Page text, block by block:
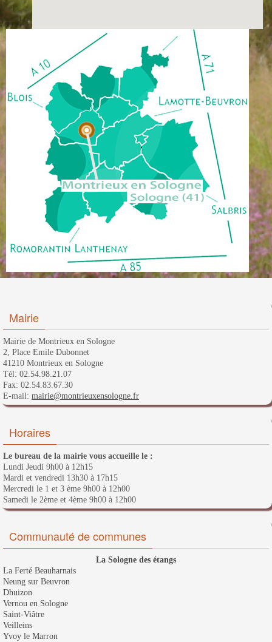
Mairie
Mairie de Montrieux en Sologne
2, Place Emile Dubonnet
41210 Montrieux en Sologne
Tél: 02.54.98.21.07
Fax: 02.54.83.67.30
E-mail: mairie@montrieuxensologne.fr
Horaires
Le bureau de la mairie vous accueille le :
Lundi Jeudi 9h00 à 12h15
Mardi et vendredi 13h30 à 17h15
Mercredi le 1 et 3 ème 9h00 à 12h00
Samedi le 2ème et 4ème 9h00 à 12h00
Communauté de communes
La Sologne des étangs
La Ferté Beauharnais
Neung sur Beuvron
Dhuizon
Vernou en Sologne
Saint-Viâtre
Veilleins
Yvoy le Marron